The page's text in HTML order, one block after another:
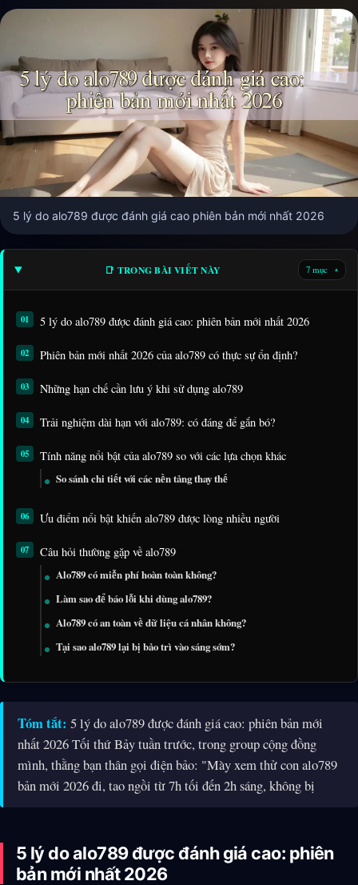
5 lý do alo789 được đánh giá cao phiên bản mới nhất 2026
📑 TRONG BÀI VIẾT NÀY 7 mục ▾
5 lý do alo789 được đánh giá cao: phiên bản mới nhất 2026
Phiên bản mới nhất 2026 của alo789 có thực sự ổn định?
Những hạn chế cần lưu ý khi sử dụng alo789
Trải nghiệm dài hạn với alo789: có đáng để gắn bó?
Tính năng nổi bật của alo789 so với các lựa chọn khác
So sánh chi tiết với các nền tảng thay thế
Ưu điểm nổi bật khiến alo789 được lòng nhiều người
Câu hỏi thường gặp về alo789
Alo789 có miễn phí hoàn toàn không?
Làm sao để báo lỗi khi dùng alo789?
Alo789 có an toàn về dữ liệu cá nhân không?
Tại sao alo789 lại bị bảo trì vào sáng sớm?
Tóm tắt: 5 lý do alo789 được đánh giá cao: phiên bản mới
nhất 2026 Tối thứ Bảy tuần trước, trong group cộng đồng
mình, thằng bạn thân gọi điện bảo: "Mày xem thử con alo789
bản mới 2026 đi, tao ngồi từ 7h tối đến 2h sáng, không bị
5 lý do alo789 được đánh giá cao: phiên
bản mới nhất 2026